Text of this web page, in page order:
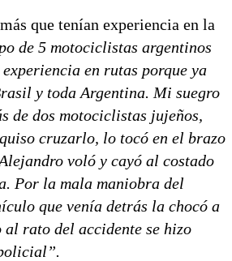
que tenían experiencia en la
de 5 motociclistas argentinos
en rutas porque ya
y toda Argentina. Mi suegro
de dos motociclistas jujeños,
cruzarlo, lo tocó en el brazo
voló y cayó al costado
Por la mala maniobra del
que venía detrás la chocó a
al rato del accidente se hizo